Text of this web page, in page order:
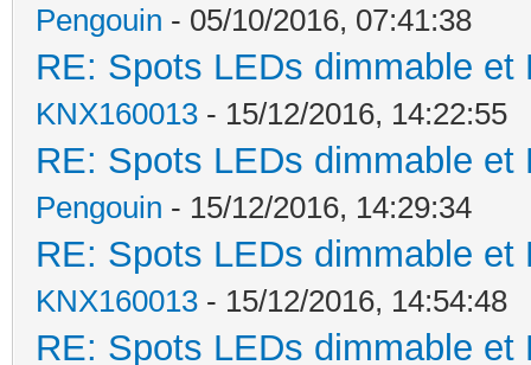
Pengouin - 05/10/2016, 07:41:38
RE: Spots LEDs dimmable
KNX160013 - 15/12/2016, 14:22:55
RE: Spots LEDs dimmable
Pengouin - 15/12/2016, 14:29:34
RE: Spots LEDs dimmable
KNX160013 - 15/12/2016, 14:54:48
RE: Spots LEDs dimmable